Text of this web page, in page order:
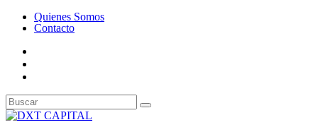
Quienes Somos
Contacto